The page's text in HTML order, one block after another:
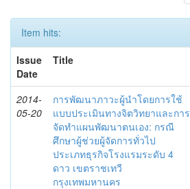
Item hits:
Issue
Date
Title
2014-
05-20
การพัฒนาภาวะผู้นำโดยการใช้
แบบประเมินทางจิตวิทยาและการ
จัดทำแผนพัฒนาตนเอง: กรณี
ศึกษาผู้ช่วยผู้จัดการทั่วไป
ประเภทธุรกิจโรงแรมระดับ 4
ดาว เขตราชเทวี
กรุงเทพมหานคร